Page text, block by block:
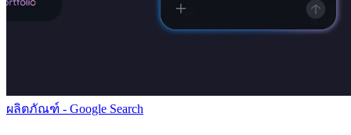
ผลิตภัณฑ์ - Google Search